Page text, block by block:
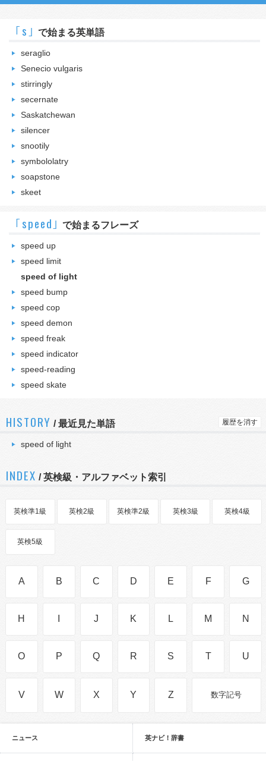
｢s｣ で始まる英単語
seraglio
Senecio vulgaris
stirringly
secernate
Saskatchewan
silencer
snootily
symbololatry
soapstone
skeet
｢speed｣ で始まるフレーズ
speed up
speed limit
speed of light
speed bump
speed cop
speed demon
speed freak
speed indicator
speed-reading
speed skate
HISTORY /最近見た単語 履歴を消す
speed of light
INDEX / 英検級・アルファベット索引
英検準1級 英検2級 英検準2級 英検3級 英検4級
英検5級
A B C D E F G
H J K L M N
O P Q R S T U
V W X Y Z 数字記号
ニュース 英ナビ！辞書